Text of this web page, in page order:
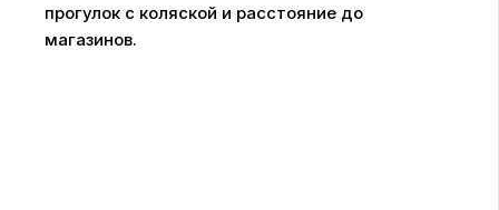
прогулок с коляской и расстояние до
магазинов.